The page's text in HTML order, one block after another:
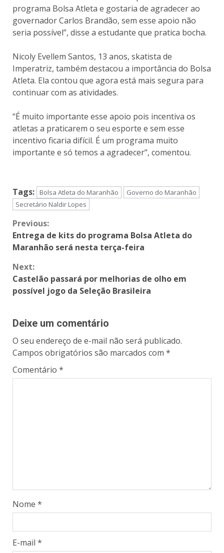
programa Bolsa Atleta e gostaria de agradecer ao
governador Carlos Brandão, sem esse apoio não
seria possível”, disse a estudante que pratica bocha.
Nicoly Evellem Santos, 13 anos, skatista de
Imperatriz, também destacou a importância do Bolsa
Atleta. Ela contou que agora está mais segura para
continuar com as atividades.
“É muito importante esse apoio pois incentiva os
atletas a praticarem o seu esporte e sem esse
incentivo ficaria difícil. É um programa muito
importante e só temos a agradecer”, comentou.
Tags: Bolsa Atleta do Maranhão
Governo do Maranhão
Secretário Naldir Lopes
Previous:
Entrega de kits do programa Bolsa Atleta do
Maranhão será nesta terça-feira
Next:
Castelão passará por melhorias de olho em
possível jogo da Seleção Brasileira
Deixe um comentário
O seu endereço de e-mail não será publicado.
Campos obrigatórios são marcados com *
Comentário *
Nome *
E-mail *